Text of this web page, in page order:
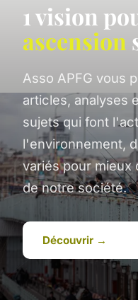
1 vision
ascension
Asso APFG vous
articles, analyses
sujets qui font
l'environnement,
variés pour mieux
de notre société.
Découvrir →